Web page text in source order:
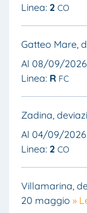
Linea: 2 CO
Gatteo Mare,
Al 08/09/2026
Linea: R FC
Zadina,
Al 04/09/2026
Linea: 2 CO
Villamarina,
20 maggio »